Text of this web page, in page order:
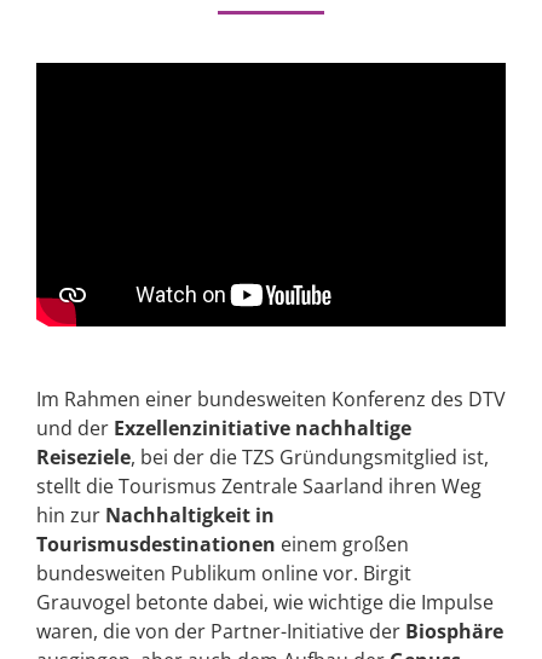
Im Rahmen einer bundesweiten Konferenz des DTV
und der Exzellenzinitiative nachhaltige
Reiseziele, bei der die TZS Gründungsmitglied ist,
stellt die Tourismus Zentrale Saarland ihren Weg
hin zur Nachhaltigkeit in
Tourismusdestinationen einem großen
bundesweiten Publikum online vor. Birgit
Grauvogel betonte dabei, wie wichtige die Impulse
waren, die von der Partner-Initiative der Biosphäre